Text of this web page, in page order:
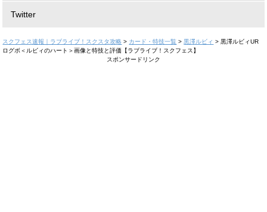
Twitter
スクフェス速報｜ラブライブ！スクスタ攻略 > カード・特技一覧 >黒澤ルビィ >黒澤ルビィUR
ログボ＜ルビィのハート＞画像と特技と評価【ラブライブ！スクフェス】
スポンサードリンク